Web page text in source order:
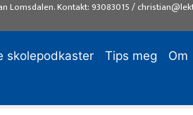
Lomsdalen. Kontakt: 93083015/
skolepodkaster Tips meg Om